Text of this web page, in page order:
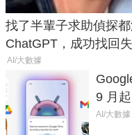
找了半輩子求助偵探
ChatGPT，成功找回
AI/大數據
9 月
AI/大數據